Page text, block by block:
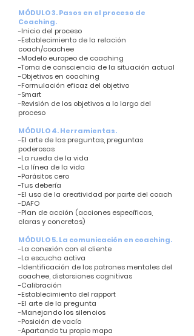
MÓDULO 3. Pasos en el proceso de
Coaching.
-Inicio del proceso
-Establecimiento de la relación
coach/coachee
-Modelo europeo de coaching
-Toma de consciencia de la situación actual
-Objetivos en coaching
-Formulación eficaz del objetivo
-Smart
-Revisión de los objetivos a lo largo del
proceso
MÓDULO 4. Herramientas.
-El arte de las preguntas, preguntas
poderosas
-La rueda de la vida
-La línea de la vida
-Parásitos cero
-Tus debería
-El uso de la creatividad por parte del coach
-DAFO
-Plan de acción (acciones específicas,
claras y concretas)
MÓDULO 5. La comunicación en coaching.
-La conexión con el cliente
-La escucha activa
-Identificación de los patrones mentales del
coachee, distorsiones cognitivas
-Calibración
-Establecimiento del rapport
-El arte de la pregunta
-Manejando los silencios
-Posición de vacío
-Apartando tu propio mapa